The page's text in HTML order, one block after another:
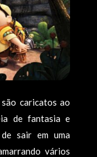
caricatos ao
de fantasia e
sair em uma
vários